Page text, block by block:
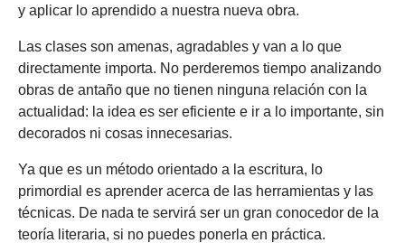
y aplicar lo aprendido a nuestra nueva obra.
Las clases son amenas, agradables y van a lo que
directamente importa. No perderemos tiempo analizando
obras de antaño que no tienen ninguna relación con la
actualidad: la idea es ser eficiente e ir a lo importante, sin
decorados ni cosas innecesarias.
Ya que es un método orientado a la escritura, lo
primordial es aprender acerca de las herramientas y las
técnicas. De nada te servirá ser un gran conocedor de la
teoría literaria, si no puedes ponerla en práctica.